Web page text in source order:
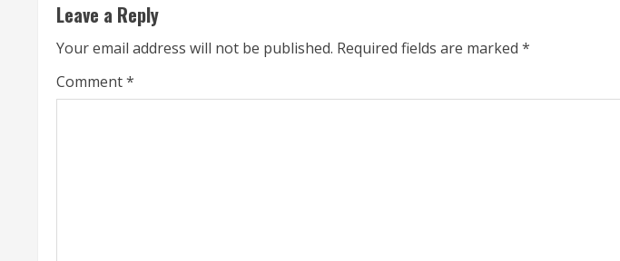
i
n
u
Leave a Reply
Your email address will not be published. Required fields are marked *
Comment*